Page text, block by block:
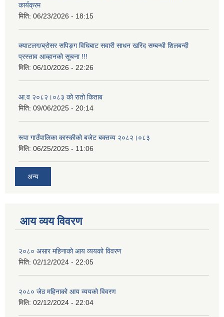
कार्यक्रम
मिति: 06/23/2026 - 18:15
क्याटलग/ब्रोसर सपिङ्ग विधिबाट सवारी साधन खरिद सम्बन्धी शिलबन्दी
प्रस्ताव आव्हानको सूचना !!!
मिति: 06/10/2026 - 22:26
आ.व २०८२।०८३ को रातो किताब
मिति: 09/06/2025 - 20:14
रूपा गाउँपालिका कास्कीको बजेट बक्तव्य २०८२।०८३
मिति: 06/25/2025 - 11:06
अन्य
आय व्यय विवरण
२०८० असार महिनाको आय व्ययको विवरण
मिति: 02/12/2024 - 22:05
२०८० जेठ महिनाको आय व्ययको विवरण
मिति: 02/12/2024 - 22:04